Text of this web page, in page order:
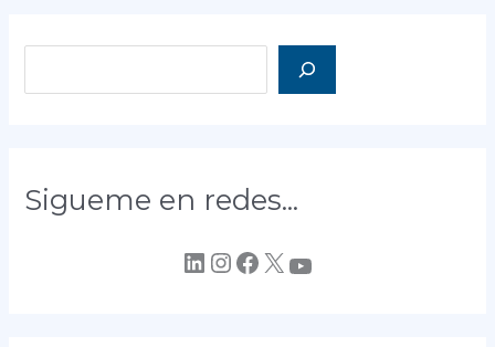
Sigueme en redes...
LinkedIn InstagramFacebook X YouTube